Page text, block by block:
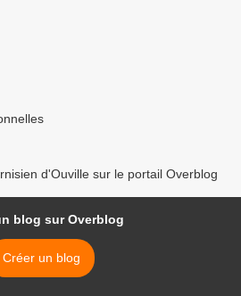
d'Ouville sur le portail Overblog
blog sur Overblog
Créer un blog